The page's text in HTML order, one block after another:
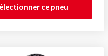
ce pneu